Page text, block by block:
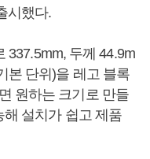
시했다.
337.5mm, 두께 44.9m
본 단위)을 레고 블록
원하는 크기로 만들
설치가 쉽고 제품